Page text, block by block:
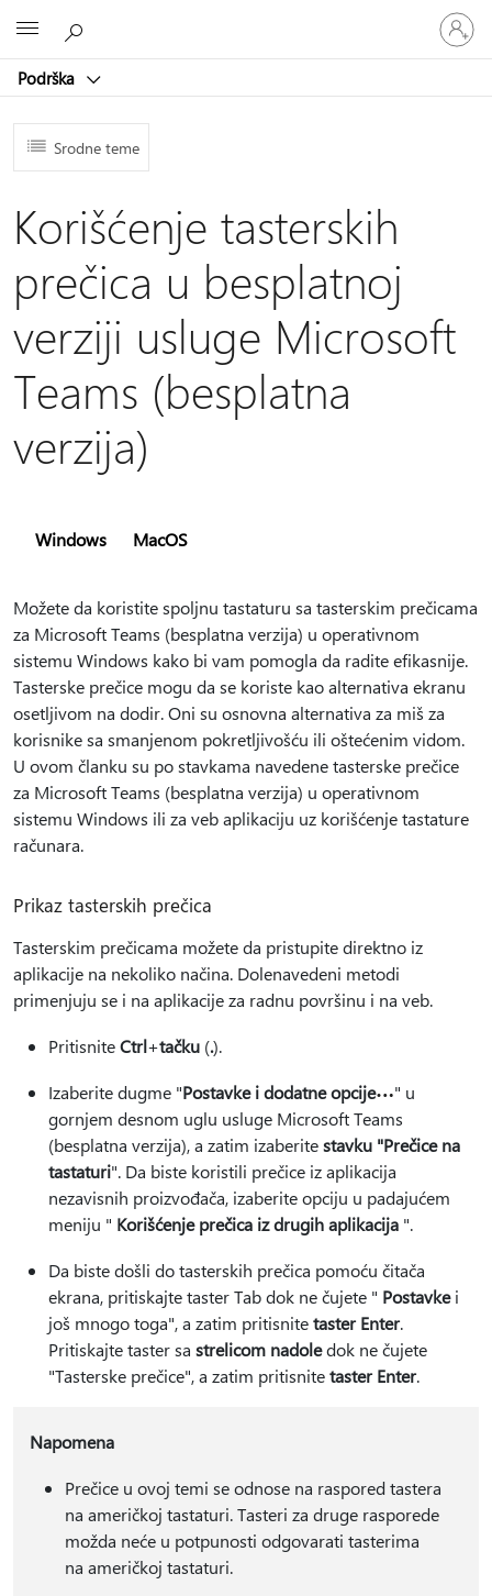
Podrška
Prijavite
se
na
Srodne teme
Korišćenje tasterskih
prečica u besplatnoj
verziji usluge Microsoft
Teams (besplatna
verzija)
Windows MacOS
Možete da koristite spoljnu tastaturu sa tasterskim prečicama
za Microsoft Teams (besplatna verzija) u operativnom
sistemu Windows kako bi vam pomogla da radite efikasnije.
Tasterske prečice mogu da se koriste kao alternativa ekranu
osetljivom na dodir. Oni su osnovna alternativa za miš za
korisnike sa smanjenom pokretljivošću ili oštećenim vidom.
U ovom članku su po stavkama navedene tasterske prečice
za Microsoft Teams (besplatna verzija) u operativnom
sistemu Windows ili za veb aplikaciju uz korišćenje tastature
računara.
Prikaz tasterskih prečica
Tasterskim prečicama možete da pristupite direktno iz
aplikacije na nekoliko načina. Dolenavedeni metodi
primenjuju se i na aplikacije za radnu površinu i na veb.
PritisniteCtrl+tačku (.).
Izaberite dugme "Postavke i dodatne opcije
" u
gornjem desnom uglu usluge Microsoft Teams
(besplatna verzija), a zatim izaberitestavku "Prečice na
tastaturi". Da biste koristili prečice iz aplikacija
nezavisnih proizvođača, izaberite opciju u padajućem
meniju " Korišćenje prečica iz drugih aplikacija ".
Da biste došli do tasterskih prečica pomoću čitača
ekrana, pritiskajte taster Tab dok ne čujete " Postavkei
još mnogo toga", a zatim pritisnitetaster Enter.
Pritiskajte taster sa strelicom nadoledok ne čujete
"Tasterske prečice", a zatim pritisnitetaster Enter.
Napomena
Prečice u ovoj temi se odnose na raspored tastera
na američkoj tastaturi. Tasteri za druge rasporede
možda neće u potpunosti odgovarati tasterima
na američkoj tastaturi.